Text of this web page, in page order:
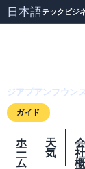
日本語テック ビジ
ジアプアンフウン
ガイド
ホ
ー
ム
天
気
会
社
概